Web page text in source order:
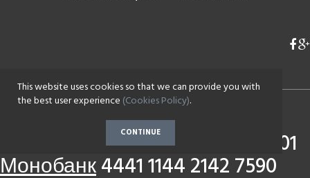
Для пожертв:
Приватбанк4149 4393 0083 7501
Монобанк4441 1144 2142 7590
This website uses cookies so that we can provide you with
the best user experience (Cookies Policy).
CONTINUE